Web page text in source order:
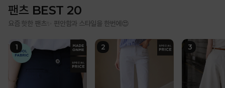
팬츠 BEST 20
요즘 핫한 팬츠✨ 편안함과 스타일을 한번에😍